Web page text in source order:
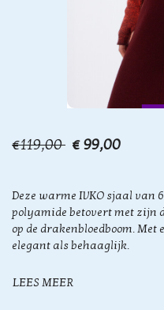
€119,00 € 99,00
Deze warme IVKO sjaal van
polyamide betovert met zijn
op de drakenbloedboom.
elegant als behaaglijk.
LEES MEER